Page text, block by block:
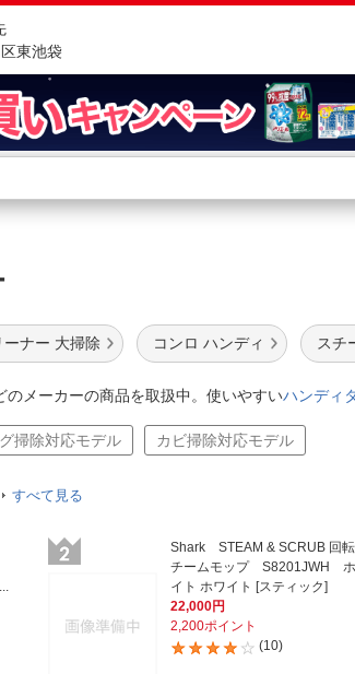
東池袋
さがす
ト
問合せ
店舗情報
ーナー 大掃除 コンロ ハンディ スチ
のメーカーの商品を取扱中。使いやすいハンディ
掃除対応モデル カビ掃除対応モデル
すべて見る
Shark STEAM & SCRUB 回
チームモップ S8201JWH
イト ホワイト [スティック]
22,000円
2,200ポイント
(10)